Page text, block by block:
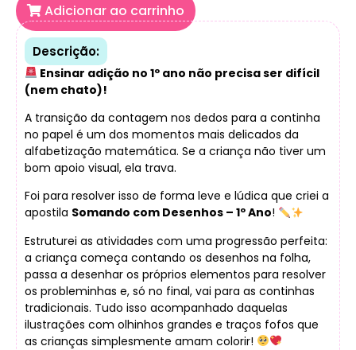
Adicionar ao carrinho
Descrição:
Ensinar adição no 1º ano não precisa ser difícil
(nem chato)!
A transição da contagem nos dedos para a continha
no papel é um dos momentos mais delicados da
alfabetização matemática. Se a criança não tiver um
bom apoio visual, ela trava.
Foi para resolver isso de forma leve e lúdica que criei a
apostila Somando com Desenhos – 1º Ano!
Estruturei as atividades com uma progressão perfeita:
a criança começa contando os desenhos na folha,
passa a desenhar os próprios elementos para resolver
os probleminhas e, só no final, vai para as continhas
tradicionais. Tudo isso acompanhado daquelas
ilustrações com olhinhos grandes e traços fofos que
as crianças simplesmente amam colorir!